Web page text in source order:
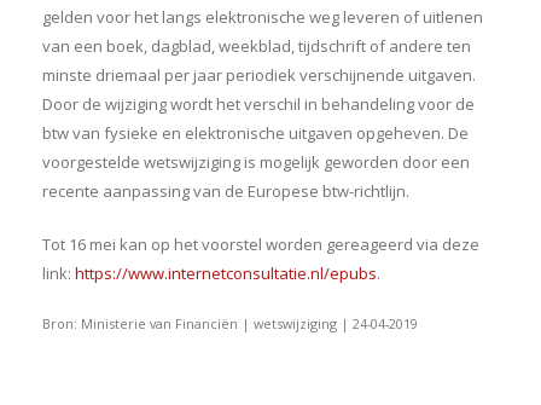
gelden voor het langs elektronische weg leveren of uitlenen
van een boek, dagblad, weekblad, tijdschrift of andere ten
minste driemaal per jaar periodiek verschijnende uitgaven.
Door de wijziging wordt het verschil in behandeling voor de
btw van fysieke en elektronische uitgaven opgeheven. De
voorgestelde wetswijziging is mogelijk geworden door een
recente aanpassing van de Europese btw-richtlijn.
Tot 16 mei kan op het voorstel worden gereageerd via deze
link: https://www.internetconsultatie.nl/epubs.
Bron: Ministerie van Financiën | wetswijziging | 24-04-2019